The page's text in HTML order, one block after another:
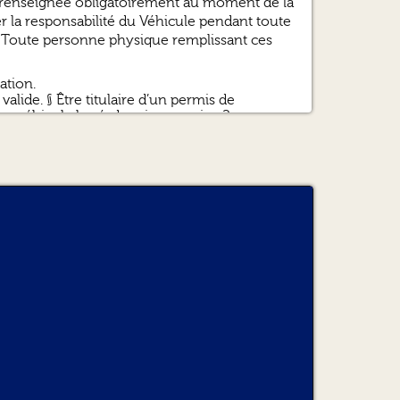
la responsabilité du Véhicule pendant toute
personne physique remplissant ces
§ Être titulaire d’un permis de
véhicule loué, depuis au moins 2 ans ou
à son nom tant à la date de la
effectif du Véhicule.
mois pour toute première location.
société datant de moins de trois mois et un
autorisant expressément la location par
Toute personne physique remplissant les
non expressément désignée et/ou
exclue du droit de conduire le
Générales de Location et le Locataire